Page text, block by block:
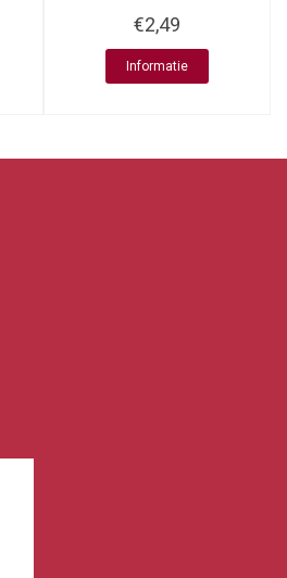
€2,49
Informatie